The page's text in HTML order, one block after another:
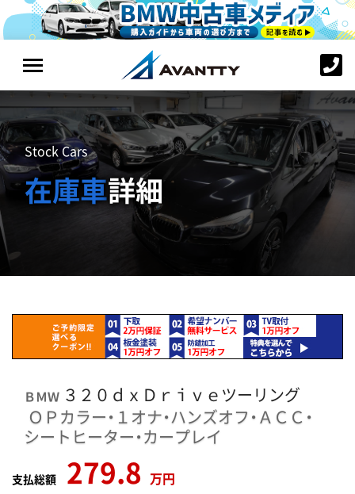
Stock Cars
在庫車詳細
ＢＭＷ ３２０ｄｘＤｒｉｖｅツーリング
ＯＰカラー・１オナ・ハンズオフ・ＡＣＣ・
シートヒーター・カープレイ
支払総額 279.8 万円